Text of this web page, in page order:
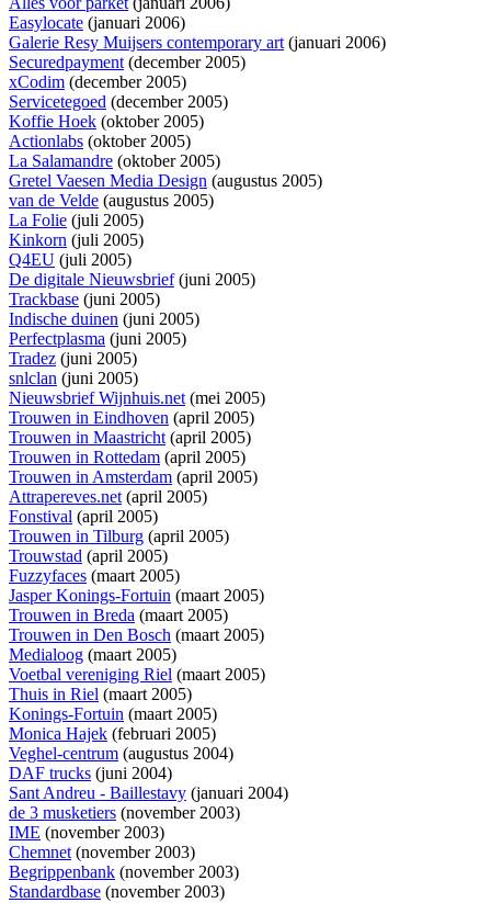
Easylocate (januari 2006)
Galerie Resy Muijsers contemporary art(januari 2006)
Securedpayment(december 2005)
xCodim (december 2005)
Servicetegoed (december 2005)
Koffie Hoek (oktober 2005)
Actionlabs (oktober 2005)
La Salamandre (oktober 2005)
Gretel Vaesen Media Design (augustus 2005)
van de Velde (augustus 2005)
La Folie (juli 2005)
Kinkorn (juli 2005)
Q4EU (juli 2005)
De digitale Nieuwsbrief(juni 2005)
Trackbase (juni 2005)
Indische duinen (juni 2005)
Perfectplasma (juni 2005)
Tradez (juni 2005)
snlclan (juni 2005)
Nieuwsbrief Wijnhuis.net(mei 2005)
Trouwen in Eindhoven (april 2005)
Trouwen in Maastricht(april 2005)
Trouwen in Rottedam (april 2005)
Trouwen in Amsterdam (april 2005)
Attrapereves.net(april 2005)
Fonstival (april 2005)
Trouwen in Tilburg (april 2005)
Trouwstad (april 2005)
Fuzzyfaces (maart 2005)
Jasper Konings-Fortuin (maart 2005)
Trouwen in Breda (maart 2005)
Trouwen in Den Bosch (maart 2005)
Medialoog (maart 2005)
Voetbal vereniging Riel (maart 2005)
Thuis in Riel (maart 2005)
Konings-Fortuin (maart 2005)
Monica Hajek (februari 2005)
Veghel-centrum (augustus 2004)
DAF trucks (juni 2004)
Sant Andreu - Baillestavy (januari 2004)
de 3 musketiers (november 2003)
IME (november 2003)
Chemnet(november 2003)
Begrippenbank (november 2003)
Standardbase (november 2003)